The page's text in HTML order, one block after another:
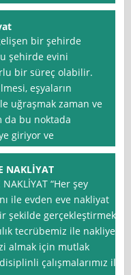
bir şehirde
şehirde evini
bir süreç olabilir.
eşyaların
uğraşmak zaman ve
bu noktada
giriyor ve
NAKLİYAT
NAKLİYAT “Her şey
ile evden eve nakliyat
şekilde gerçekleştirmek
tecrübemiz ile nakliye
almak için mutlak
çalışmalarımız ile